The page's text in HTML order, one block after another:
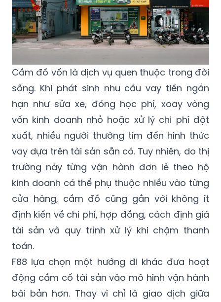
Cầm đồ vốn là dịch vụ quen thuộc trong đời
sống. Khi phát sinh nhu cầu vay tiền ngắn
hạn như sửa xe, đóng học phí, xoay vòng
vốn kinh doanh nhỏ hoặc xử lý chi phí đột
xuất, nhiều người thường tìm đến hình thức
vay dựa trên tài sản sẵn có. Tuy nhiên, do thị
trường này từng vận hành đơn lẻ theo hộ
kinh doanh cá thể phụ thuộc nhiều vào từng
cửa hàng, cầm đồ cũng gắn với không ít
định kiến về chi phí, hợp đồng, cách định giá
tài sản và quy trình xử lý khi chậm thanh
toán.
F88 lựa chọn một hướng đi khác đưa hoạt
động cầm cố tài sản vào mô hình vận hành
bài bản hơn. Thay vì chỉ là giao dịch giữa